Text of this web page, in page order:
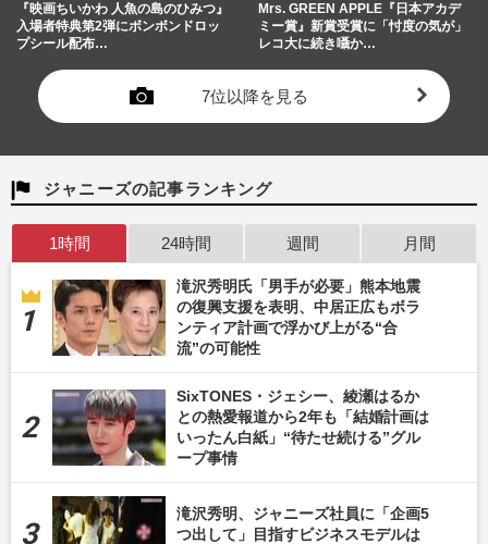
『映画ちいかわ 人魚の島のひみつ』
入場者特典第2弾にボンボンドロッ
プシール配布…
Mrs. GREEN APPLE『日本アカデ
ミー賞』新賞受賞に「忖度の気が」
レコ大に続き囁か…
7位以降を見る
ジャニーズの記事ランキング
1時間 24時間 週間 月間
滝沢秀明氏「男手が必要」熊本地震
の復興支援を表明、中居正広もボラ
ンティア計画で浮かび上がる“合
流”の可能性
SixTONES・ジェシー、綾瀬はるか
との熱愛報道から2年も「結婚計画は
いったん白紙」“待たせ続ける”グル
ープ事情
滝沢秀明、ジャニーズ社員に「企画5
つ出して」目指すビジネスモデルは